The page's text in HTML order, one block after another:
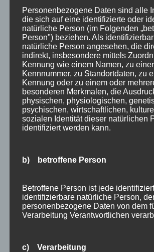
nochverfügbare
nach Oberstdorf ins schöne
Suchen
nach:
Neueste Beiträge
Veranstaltungen im August 2026
Public Viewing Fußball-WM 2026 in
Oberstdorf im Mai – perfekter
im Allgäu
Extra Rabatt im März
Blog
Allgäu
Allgemein
Angebote
Bewertung
Personenbezogene Daten sind alle
die sich auf eine identifizierte oder
natürliche Person (im Folgenden
Person") beziehen. Als
natürliche Person angesehen, die
indirekt, insbesondere mittels
Kennung wie einem Namen, zu einer
Kennnummer, zu Standortdaten, zu
Kennung oder zu einem oder
besonderen Merkmalen, die
physischen, physiologischen,
psychischen, wirtschaftlichen,
sozialen Identität dieser natürlichen
identifiziert werden kann.
b) betroffene Person
Betroffene Person ist jede
identifizierbare natürliche Person,
personenbezogene Daten von dem
Verarbeitung Verantwortlichen
c) Verarbeitung